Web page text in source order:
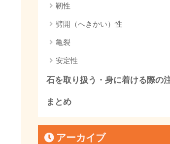
靭性
劈開（へきかい）性
亀裂
安定性
石を取り扱う・身に着ける際の
まとめ
アーカイブ